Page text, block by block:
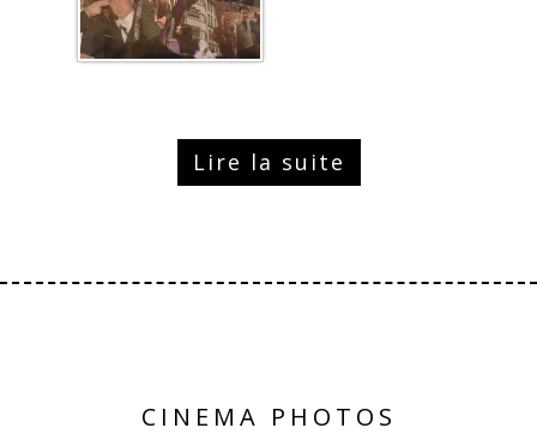
Lire la suite
CINEMA PHOTOS